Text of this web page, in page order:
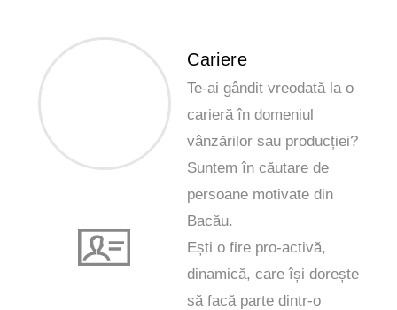
Cariere
Te-ai gândit vreodată la o
carieră în domeniul
vânzărilor sau producției?
Suntem în căutare de
persoane motivate din
Bacău.
Ești o fire pro-activă,
dinamică, care își dorește
să facă parte dintr-o